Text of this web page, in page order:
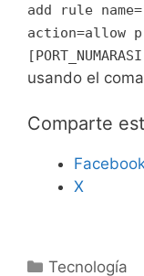
add rule
action=allow
usando el
Comparte
X
C
Tecnología